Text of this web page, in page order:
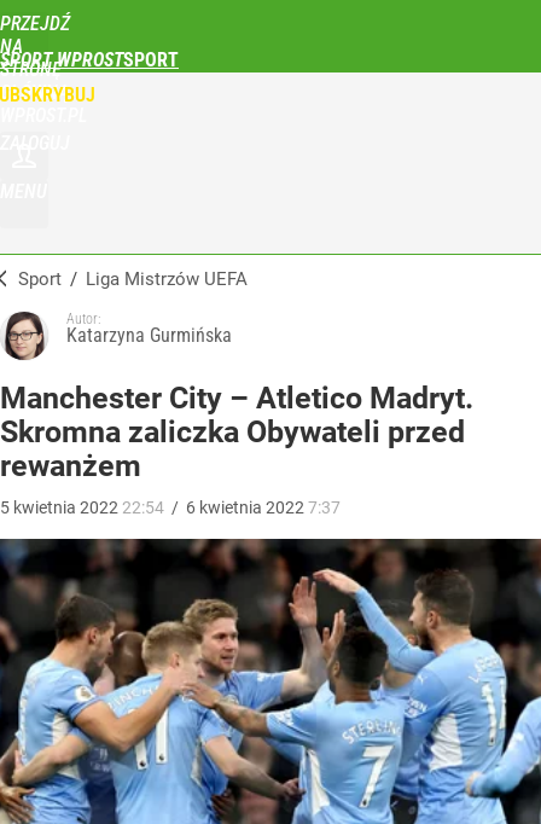
PRZEJDŹ
NA
STRONĘ
GŁÓWNĄ
SPORT WPROST
Sport / Liga Mistrzów UEFA
Autor:
Katarzyna Gurmińska
Manchester City – Atletico Madryt.
Skromna zaliczka Obywateli przed
rewanżem
5 kwietnia 2022 22:54 / 6 kwietnia 2022 7:37